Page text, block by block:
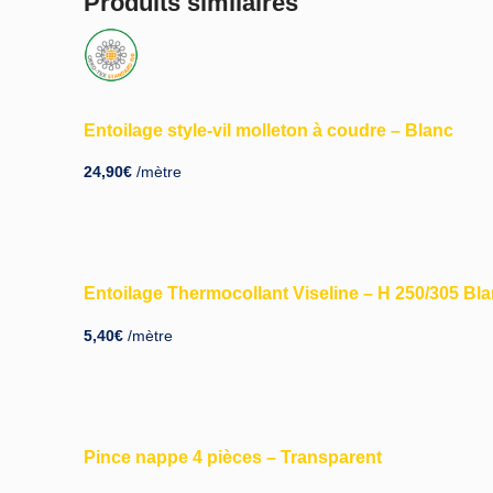
Entoilage style-vil molleton à coudre – Blanc
24,90€ /mètre
Entoilage Thermocollant Viseline – H 250/305
5,40€ /mètre
Pince nappe 4 pièces – Transparent